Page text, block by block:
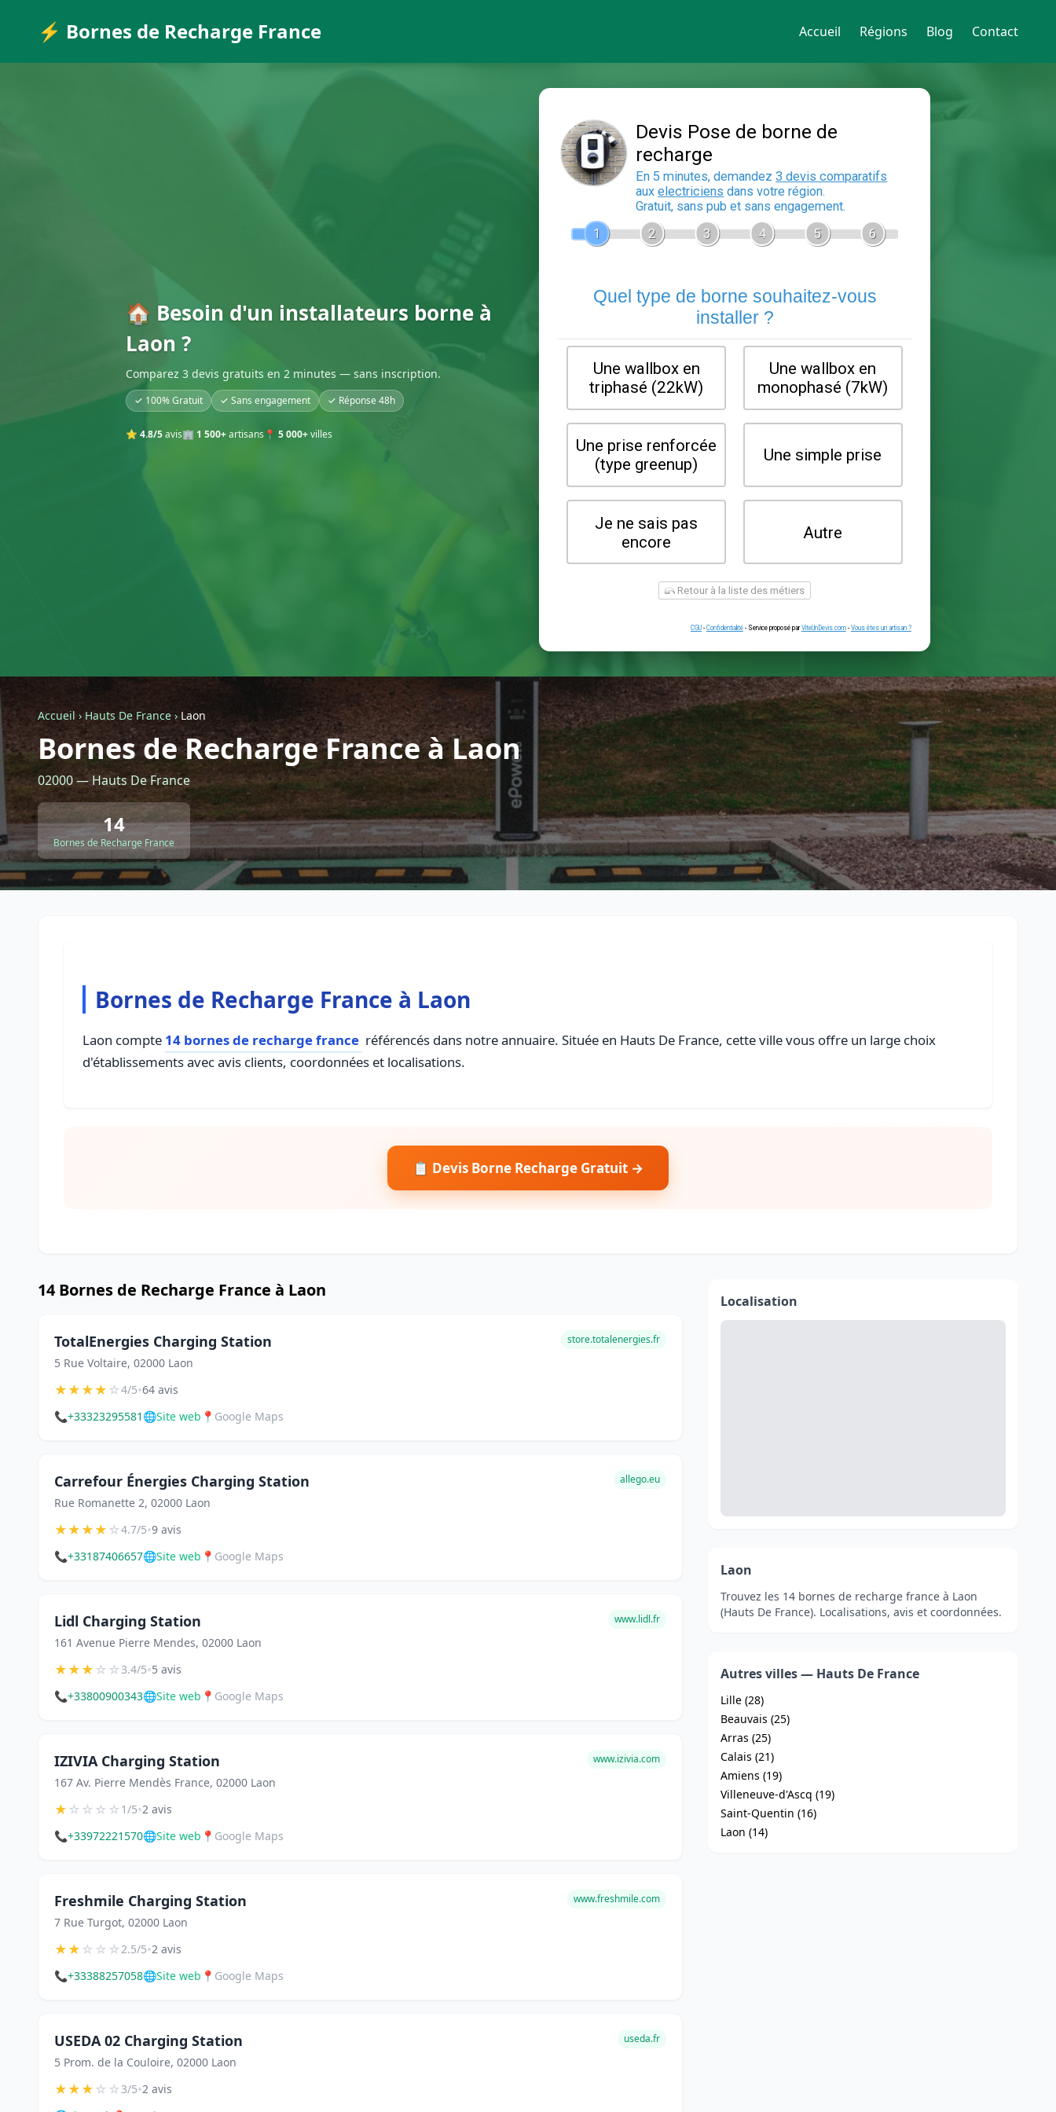
⚡ Bornes de Recharge France Accueil Régions Blog Contact
🏠 Besoin d'un installateurs borne à
Laon ?
Comparez 3 devis gratuits en 2 minutes — sans inscription.
✓ 100% Gratuit ✓ Sans engagement ✓ Réponse 48h
⭐ 4.8/5avis🏢 1 500+artisans 📍 5 000+villes
recharge
En 5 minutes, demandez
auxelectriciensdans votre région.
Gratuit, sans pub et sans engagement.
Quel type de borne souhaitez-
installer ?
Une wallbox en
Une prise renforcée
(type greenup)
Je ne sais pas
Retour à la liste des métiers
Confidentialité - Service proposé par ViteUnDevis.com-
Accueil › Hauts De France › Laon
Bornes de Recharge France à Laon
02000 — Hauts De France
14
Bornes de Recharge France
Bornes de Recharge France à Laon
Laon compte 14 bornes de recharge france référencés dans notre annuaire. Située en Hauts De France, cette ville vous offre un large choix
d'établissements avec avis clients, coordonnées et localisations.
📋 Devis Borne Recharge Gratuit →
14 Bornes de Recharge France à Laon
TotalEnergies Charging Station
5 Rue Voltaire, 02000 Laon
store.totalenergies.fr
★★★★☆4/5•64 avis
📞+33323295581 🌐Site web 📍 Google Maps
Carrefour Énergies Charging Station
Rue Romanette 2, 02000 Laon
allego.eu
★★★★☆4.7/5•9 avis
📞+33187406657🌐Site web 📍 Google Maps
Lidl Charging Station
161 Avenue Pierre Mendes, 02000 Laon
www.lidl.fr
★★★☆☆3.4/5•5 avis
📞+33800900343🌐Site web 📍 Google Maps
IZIVIA Charging Station
167 Av. Pierre Mendès France, 02000 Laon
www.izivia.com
★☆☆☆☆1/5•2 avis
📞+33972221570🌐Site web 📍 Google Maps
Freshmile Charging Station
7 Rue Turgot, 02000 Laon
www.freshmile.com
★★☆☆☆2.5/5•2 avis
📞+33388257058🌐Site web 📍 Google Maps
USEDA 02 Charging Station
5 Prom. de la Couloire, 02000 Laon
useda.fr
★★★☆☆3/5•2 avis
Localisation
Laon
Trouvez les 14 bornes de recharge france à Laon
(Hauts De France). Localisations, avis et coordonnées.
Autres villes — Hauts De France
Lille (28)
Beauvais (25)
Arras (25)
Calais (21)
Amiens (19)
Villeneuve-d'Ascq (19)
Saint-Quentin (16)
Laon (14)